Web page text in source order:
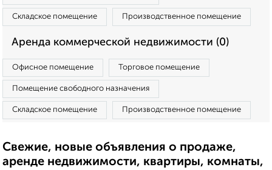
Складское помещение Производственное помещение
Аренда коммерческой недвижимости (0)
Офисное помещение Торговое помещение
Помещение свободного назначения
Складское помещение Производственное помещение
Свежие, новые объявления о продаже,
аренде недвижимости, квартиры, комнаты,